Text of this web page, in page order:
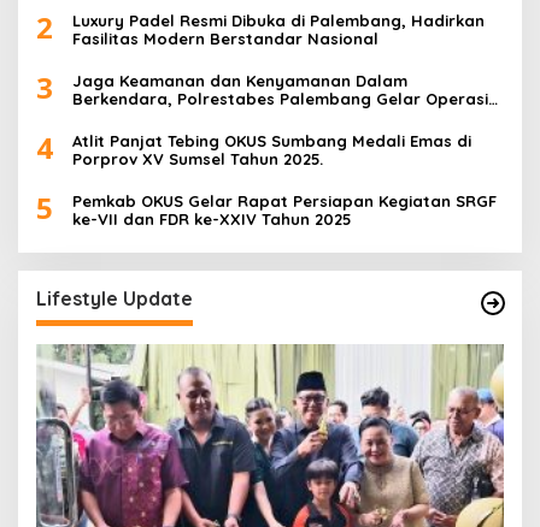
2
Luxury Padel Resmi Dibuka di Palembang, Hadirkan
Fasilitas Modern Berstandar Nasional
3
Jaga Keamanan dan Kenyamanan Dalam
Berkendara, Polrestabes Palembang Gelar Operasi
4
Atlit Panjat Tebing OKUS Sumbang Medali Emas di
Porprov XV Sumsel Tahun 2025.
5
Pemkab OKUS Gelar Rapat Persiapan Kegiatan SRGF
ke-VII dan FDR ke-XXIV Tahun 2025
Lifestyle Update